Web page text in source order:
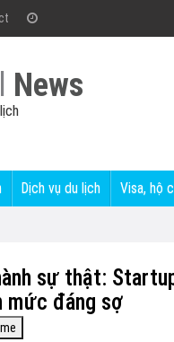
News
Dịch vụ du lịch Visa, hộ
sự thật:
mức đáng sợ